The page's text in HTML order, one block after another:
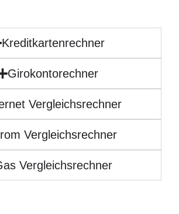
Kreditkartenrechner
Girokontorechner
Vergleichsrechner
Vergleichsrechner
Vergleichsrechner